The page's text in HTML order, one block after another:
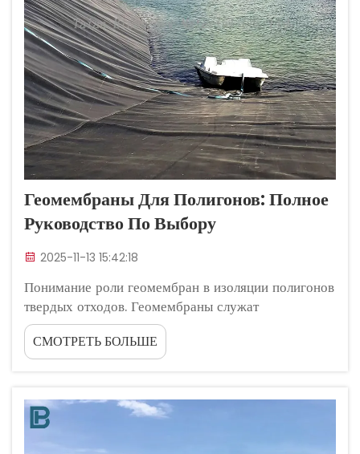
Геомембраны Для Полигонов: Полное
Руководство По Выбору
2025-11-13 15:42:18
Понимание роли геомембран в изоляции полигонов
твердых отходов. Геомембраны служат
инженерными барьерами, изолирующими отходы
от окружающей среды и предотвращающими
экологическое загрязнение. Эти синтетические
современных систем полигонов твердых отходов...
СМОТРЕТЬ БОЛЬШЕ